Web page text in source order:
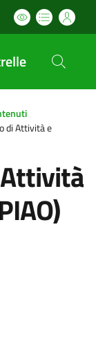
di Attività e